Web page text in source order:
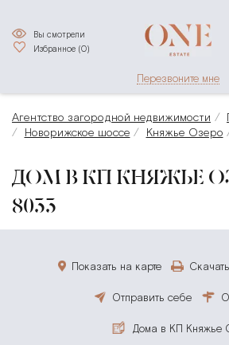
Избранное (0)
Вы смотрели
Перезвоните мне
Агентство загородной недвижимости
Новорижское шоссе
Княжье Озеро
ДОМ В КП КНЯЖЬЕ
8033
Показать на карте
Отправить себе
Дома в КП Княжье